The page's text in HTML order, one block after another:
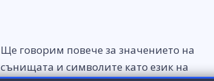
Ще говорим повече за значението на
сънищата и символите като език на